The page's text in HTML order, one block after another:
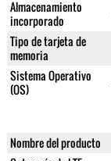
Almacenamiento
incorporado
Tipo de tarjeta de
memoria
Sistema Operativo
(OS)
Nombre del producto